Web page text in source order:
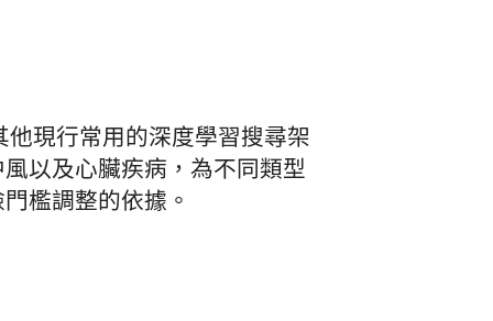
現行常用的深度學習搜尋架
以及心臟疾病，為不同類型
檻調整的依據。